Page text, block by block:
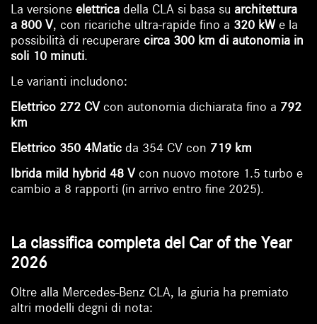
La versioneelettrica della CLA si basa su architettura
a 800 V, con ricariche ultra-rapide fino a 320 kWe la
possibilità di recuperarecirca 300 km di autonomia in
soli 10 minuti.
Le varianti includono:
Elettrico 272 CVcon autonomia dichiarata fino a 792
km
Elettrico 350 4Matic da 354 CV con 719 km
Ibrida mild hybrid 48 Vcon nuovo motore 1.5 turbo e
cambio a 8 rapporti (in arrivo entro fine 2025).
La classifica completa del Car of the Year
2026
Oltre alla Mercedes-Benz CLA, la giuria ha premiato
altri modelli degni di nota: